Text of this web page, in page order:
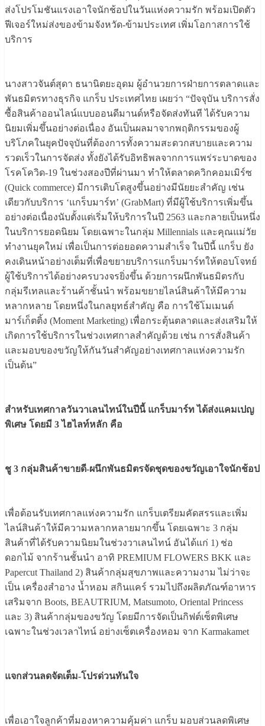
ส่งโปรโมชันแรงเอาใจนักช้อปในวันแห่งความรัก พร้อมเปิดตัว
ฟีเจอร์ใหม่ส่งของข้ามจังหวัด-ข้ามประเทศ เพิ่มโอกาสการใช้
บริการ
นางสาวจันต์สุดา ธนานิตยะอุดม ผู้อํานวยการฝ่ายการตลาดและ
พันธมิตรทางธุรกิจ แกร็บ ประเทศไทย เผยว่า “ปัจจุบัน บริการสั่ง
ซื้อสินค้าออนไลน์แบบออนดีมานด์หรือจัดส่งทันที ได้รับความ
นิยมเพิ่มขึ้นอย่างต่อเนื่อง อันเป็นผลมาจากพฤติกรรมของผู้
บริโภคในยุคปัจจุบันที่ต้องการทั้งความสะดวกสบายและความ
รวดเร็วในการจัดส่ง ทั้งยังได้รับอิทธิพลจากการแพร่ระบาดของ
โรคโควิด-19 ในช่วงสองปีที่ผ่านมา ทำให้ตลาดควิกคอมเมิร์ซ
(Quick commerce) มีการเติบโตสูงขึ้นอย่างมีนัยยะสำคัญ เช่น
เดียวกับบริการ ‘แกร็บมาร์ท’ (GrabMart) ที่มีผู้ใช้บริการเพิ่มขึ้น
อย่างต่อเนื่องนับตั้งแต่เริ่มให้บริการในปี 2563 และกลายเป็นหนึ่ง
ในบริการยอดนิยม โดยเฉพาะในกลุ่ม Millennials และคุณแม่วัย
ทำงานยุคใหม่ เพื่อเป็นการต่อยอดความสำเร็จ ในปีนี้ แกร็บ ยัง
คงเดินหน้าอย่างเต็มที่เพื่อขยายบริการแกร็บมาร์ทให้ตอบโจทย์
ผู้ใช้บริการได้อย่างครบวงจรยิ่งขึ้น ด้วยการผนึกพันธมิตรกับ
กลุ่มรีเทลและร้านค้าชั้นนำ พร้อมขยายไลน์สินค้าให้มีความ
หลากหลาย โดยหนึ่งในกลยุทธ์สำคัญ คือ การใช้โมเมนต์
มาร์เก็ตติ้ง (Moment Marketing) เพื่อกระตุ้นตลาดและส่งเสริมให้
เกิดการใช้บริการในช่วงเทศกาลสำคัญด้วย เช่น การสั่งสินค้า
และมอบของขวัญให้กันวันสำคัญอย่างเทศกาลแห่งความรัก
เป็นต้น”
สำหรับเทศกาลวันวาเลนไทน์ในปีนี้ แกร็บมาร์ท ได้ส่งแคมเปญ
พิเศษ โดยมี 3 ไฮไลท์หลัก คือ
ชู 3 กลุ่มสินค้าขายดี-ผนึกพันธมิตรจัดชุดของขวัญเอาใจนักช้อป
เพื่อต้อนรับเทศกาลแห่งความรัก แกร็บเตรียมคัดสรรและเพิ่ม
ไลน์สินค้าให้มีความหลากหลายมากขึ้น โดยเฉพาะ 3 กลุ่ม
สินค้าที่ได้รับความนิยมในช่วงวาเลนไทน์ อันได้แก่ 1) ช่อ
ดอกไม้ จากร้านชั้นนำ อาทิ PREMIUM FLOWERS BKK และ
Papercut Thailand 2) สินค้ากลุ่มสุขภาพและความงาม ไม่ว่าจะ
เป็น เครื่องสำอาง น้ำหอม สกินแคร์ รวมไปถึงผลิตภัณฑ์อาหาร
เสริมจาก Boots, BEAUTRIUM, Matsumoto, Oriental Princess
และ 3) สินค้ากลุ่มของขวัญ โดยมีการจัดเป็นกิฟต์เซ็ตพิเศษ
เฉพาะในช่วงเวลาไทน์ อย่างเซ็ตเครื่องหอม จาก Karmakamet
แจกส่วนลดจัดเต็ม-โปรด่วนทันใจ
เพื่อเอาใจลูกค้าที่มองหาความคุ้มค่า แกร็บ มอบส่วนลดพิเศษ